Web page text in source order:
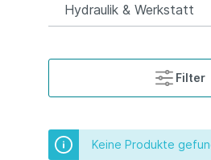
Hydraulik & Werkstatt
Filter
Keine Produkte